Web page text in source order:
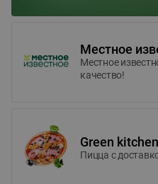
Местное
Местное
качество!
Green kitchen
Пицца c